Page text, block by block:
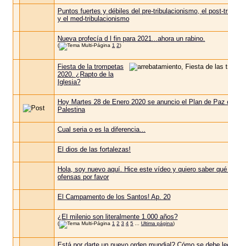
Puntos fuertes y débiles del pre-tribulacionismo, el post-
y el med-tribulacionismo
Nueva profecía d l fin para 2021...ahora un rabino.
( 1 2)
Fiesta de la trompetas
2020. ¿Rapto de la
Iglesia?
Hoy Martes 28 de Enero 2020 se anuncio el Plan de Paz
Palestina
Cual seria o es la diferencia...
El dios de las fortalezas!
Hola, soy nuevo aquí. Hice este vídeo y quiero saber
ofensas por favor
El Campamento de los Santos! Ap. 20
¿El milenio son literalmente 1.000 años?
( 1 2 3 4 5 Ultima página)